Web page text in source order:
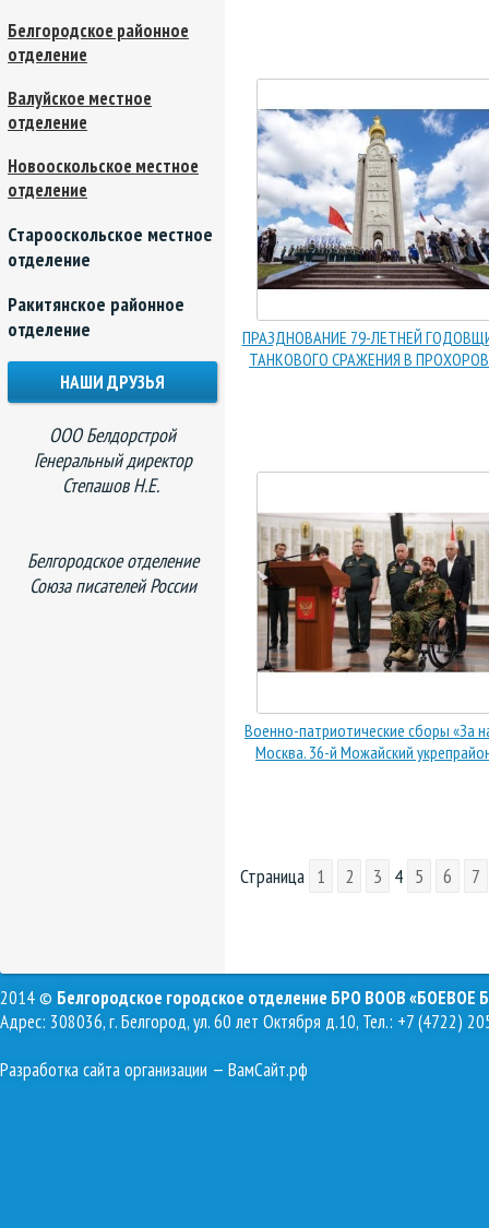
ПРАЗДНОВАНИЕ 79-ЛЕТНЕЙ
ТАНКОВОГО СРАЖЕНИЯ В
Военно-патриотические сборы «За
Москва. 36-й Можайский
Страница 1 2 3 4 5 6 7
Белгородское районное
отделение
Валуйское местное
отделение
Новооскольское местное
отделение
Старооскольское местное
отделение
Ракитянское районное
отделение
НАШИ ДРУЗЬЯ
ООО Белдорстрой
Генеральный директор
Степашов Н.Е.
Белгородское отделение
Союза писателей России
2014 © Белгородское городское отделение БРО ВООВ «БОЕВОЕ
Адрес: 308036, г. Белгород, ул. 60 лет Октября д.10, Тел.: +7 (4722)
Разработка сайта организации — ВамСайт.рф